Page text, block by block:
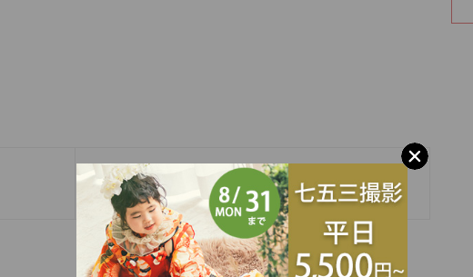
振袖展示会はじまります！ »